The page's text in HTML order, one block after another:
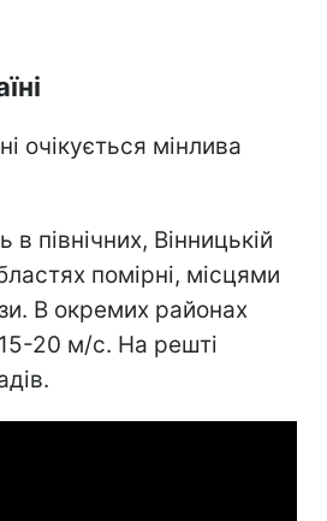
очікується мінлива
в північних, Вінницькій
помірні, місцями
В окремих районах
20 м/с. На решті